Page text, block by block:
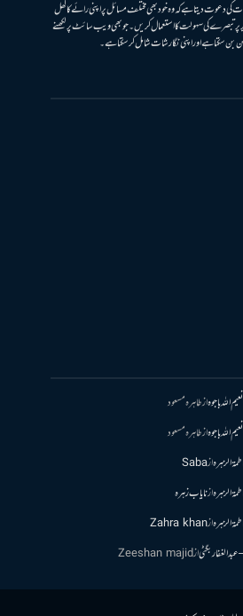
کی دعوت دیتا ہے کہ وہ خود بھی مختلف مسائل پر اپنی رائے کا کھل
پر تبصرے کی سہولت کا استعمال کریں۔ جو بھی ویب سائٹ پر لکھنے
بن سکتا ہے اور اپنی نگارشات شامل کرسکتا ہے۔
اللہ باجوہازطاہرہ مسعود
اللہ باجوہازطاہرہ مسعود
ازSaba
ازنایاب زہرہ
ازZahra khan
بگٹیازZeeshan majid